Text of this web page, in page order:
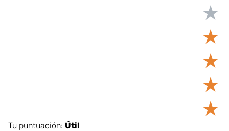
★
★
★
★
★
Tu puntuación: Útil